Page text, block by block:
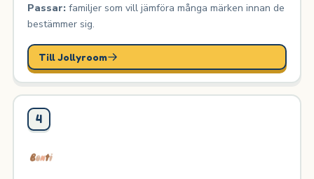
Passar:familjer som vill jämföra många märken innan de
bestämmer sig.
Till Jollyroom
4